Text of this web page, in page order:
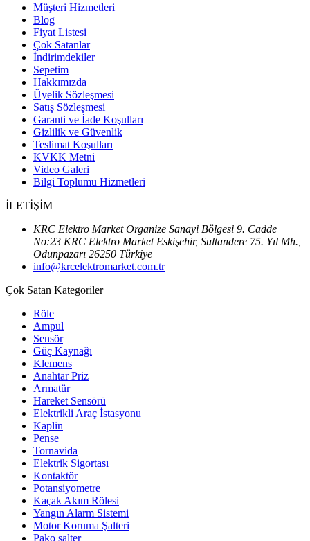
Müşteri Hizmetleri
Blog
Fiyat Listesi
Çok Satanlar
İndirimdekiler
Sepetim
Hakkımızda
Üyelik Sözleşmesi
Satış Sözleşmesi
Garanti ve İade Koşulları
Gizlilik ve Güvenlik
Teslimat Koşulları
KVKK Metni
Video Galeri
Bilgi Toplumu Hizmetleri
İLETİŞİM
KRC Elektro Market Organize Sanayi Bölgesi 9. Cadde
No:23 KRC Elektro Market Eskişehir, Sultandere 75. Yıl Mh.,
Odunpazarı 26250 Türkiye
info@krcelektromarket.com.tr
Çok Satan Kategoriler
Röle
Ampul
Sensör
Güç Kaynağı
Klemens
Anahtar Priz
Armatür
Hareket Sensörü
Elektrikli Araç İstasyonu
Kaplin
Pense
Tornavida
Elektrik Sigortası
Kontaktör
Potansiyometre
Kaçak Akım Rölesi
Yangın Alarm Sistemi
Motor Koruma Şalteri
Pako şalter